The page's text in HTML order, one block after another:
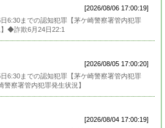
[2026/08/06 17:00:19]
6:30までの認知犯罪【茅ケ崎警察署管内犯罪
◆詐欺6月24日22:1
[2026/08/05 17:00:20]
6:30までの認知犯罪【茅ケ崎警察署管内犯罪
察署管内犯罪発生状況】
[2026/08/04 17:00:19]